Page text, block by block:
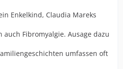
Enkelkind, Claudia Mareks
Fibromyalgie. Ausage dazu
umfassen oft